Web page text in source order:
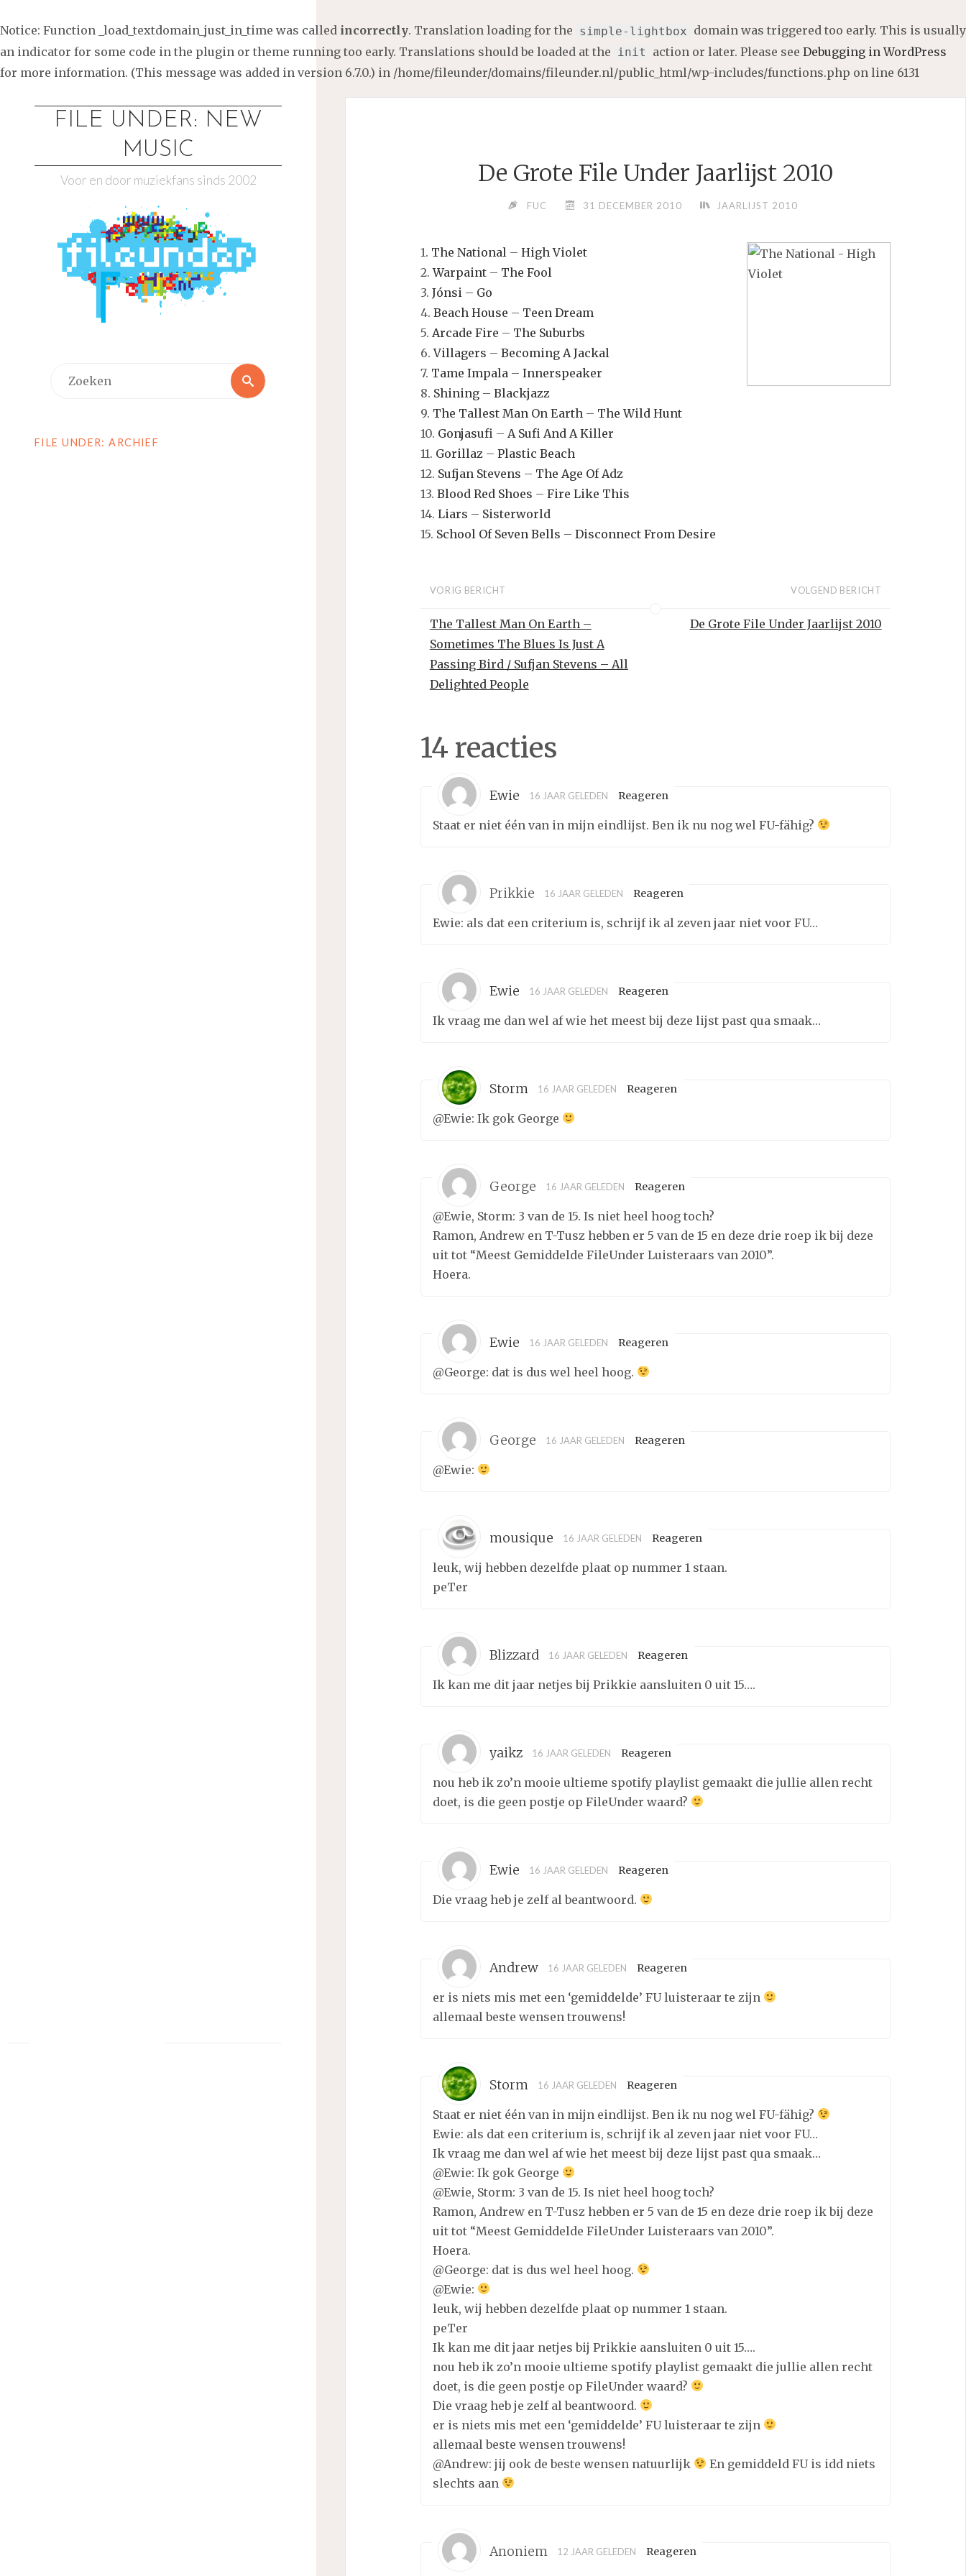
Notice: Function _load_textdomain_just_in_time was called incorrectly. Translation loading for the simple-lightbox domain was triggered too early. This is usually
an indicator for some code in the plugin or theme running too early. Translations should be loaded at the init action or later. Please see Debugging in WordPress
for more information. (This message was added in version 6.7.0.) in /home/fileunder/domains/fileunder.nl/public_html/wp-includes/functions.php on line 6131
FILE UNDER: NEW
MUSIC
Voor en door muziekfans sinds 2002
Zoeken
FILE UNDER: ARCHIEF
De Grote File Under Jaarlijst 2010
FUC 31 DECEMBER 2010 JAARLIJST 2010
1. The National– High Violet
2.Warpaint– The Fool
3. Jónsi– Go
4. Beach House – Teen Dream
5. Arcade Fire – The Suburbs
6.Villagers – Becoming A Jackal
7. Tame Impala– Innerspeaker
8. Shining– Blackjazz
9. The Tallest Man On Earth– The Wild Hunt
10. Gonjasufi – A Sufi And A Killer
11. Gorillaz– Plastic Beach
12. Sufjan Stevens – The Age Of Adz
13. Blood Red Shoes – Fire Like This
14. Liars – Sisterworld
15. School Of Seven Bells – Disconnect From Desire
VORIG BERICHT
The Tallest Man On Earth –
Sometimes The Blues Is Just A
Passing Bird / Sufjan Stevens – All
Delighted People
VOLGEND BERICHT
De Grote File Under Jaarlijst 2010
14 reacties
Ewie 16 JAAR GELEDEN Reageren
Staat er niet één van in mijn eindlijst. Ben ik nu nog wel FU-fähig?
Prikkie 16 JAAR GELEDEN Reageren
Ewie: als dat een criterium is, schrijf ik al zeven jaar niet voor FU…
Ewie 16 JAAR GELEDEN Reageren
Ik vraag me dan wel af wie het meest bij deze lijst past qua smaak…
Storm 16 JAAR GELEDEN Reageren
@Ewie: Ik gok George
George 16 JAAR GELEDEN Reageren
@Ewie, Storm: 3 van de 15. Is niet heel hoog toch?
Ramon, Andrew en T-Tusz hebben er 5 van de 15 en deze drie roep ik bij deze
uit tot “Meest Gemiddelde FileUnder Luisteraars van 2010”.
Hoera.
Ewie 16 JAAR GELEDEN Reageren
@George: dat is dus wel heel hoog.
George 16 JAAR GELEDEN Reageren
@Ewie:
mousique 16 JAAR GELEDEN Reageren
leuk, wij hebben dezelfde plaat op nummer 1 staan.
peTer
Blizzard 16 JAAR GELEDEN Reageren
Ik kan me dit jaar netjes bij Prikkie aansluiten 0 uit 15….
yaikz 16 JAAR GELEDEN Reageren
nou heb ik zo’n mooie ultieme spotify playlist gemaakt die jullie allen recht
doet, is die geen postje op FileUnder waard?
Ewie 16 JAAR GELEDEN Reageren
Die vraag heb je zelf al beantwoord.
Andrew 16 JAAR GELEDEN Reageren
er is niets mis met een ‘gemiddelde’ FU luisteraar te zijn
allemaal beste wensen trouwens!
Storm 16 JAAR GELEDEN Reageren
Staat er niet één van in mijn eindlijst. Ben ik nu nog wel FU-fähig?
Ewie: als dat een criterium is, schrijf ik al zeven jaar niet voor FU…
Ik vraag me dan wel af wie het meest bij deze lijst past qua smaak…
@Ewie: Ik gok George
@Ewie, Storm: 3 van de 15. Is niet heel hoog toch?
Ramon, Andrew en T-Tusz hebben er 5 van de 15 en deze drie roep ik bij deze
uit tot “Meest Gemiddelde FileUnder Luisteraars van 2010”.
Hoera.
@George: dat is dus wel heel hoog.
@Ewie:
leuk, wij hebben dezelfde plaat op nummer 1 staan.
peTer
Ik kan me dit jaar netjes bij Prikkie aansluiten 0 uit 15….
nou heb ik zo’n mooie ultieme spotify playlist gemaakt die jullie allen recht
doet, is die geen postje op FileUnder waard?
Die vraag heb je zelf al beantwoord.
er is niets mis met een ‘gemiddelde’ FU luisteraar te zijn
allemaal beste wensen trouwens!
@Andrew: jij ook de beste wensen natuurlijk
En gemiddeld FU is idd niets
slechts aan
Anoniem 12 JAAR GELEDEN Reageren